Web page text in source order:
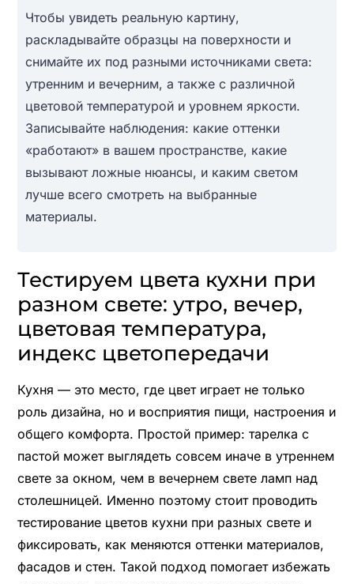
Чтобы увидеть реальную картину,
раскладывайте образцы на поверхности и
снимайте их под разными источниками света:
утренним и вечерним, а также с различной
цветовой температурой и уровнем яркости.
Записывайте наблюдения: какие оттенки
«работают» в вашем пространстве, какие
вызывают ложные нюансы, и каким светом
лучше всего смотреть на выбранные
материалы.
Тестируем цвета кухни при
разном свете: утро, вечер,
цветовая температура,
индекс цветопередачи
Кухня — это место, где цвет играет не только
роль дизайна, но и восприятия пищи, настроения и
общего комфорта. Простой пример: тарелка с
пастой может выглядеть совсем иначе в утреннем
свете за окном, чем в вечернем свете ламп над
столешницей. Именно поэтому стоит проводить
тестирование цветов кухни при разных свете и
фиксировать, как меняются оттенки материалов,
фасадов и стен. Такой подход помогает избежать